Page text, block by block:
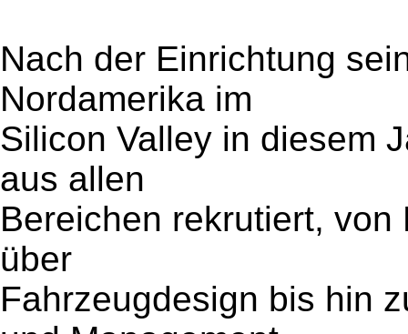
Nach der Einrichtung
Nordamerika im
Silicon Valley in diesem
aus allen
Bereichen rekrutiert,
über
Fahrzeugdesign bis hin